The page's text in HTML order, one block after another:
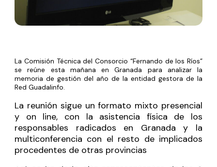
La Comisión Técnica del Consorcio “Fernando de los Ríos”
se reúne esta mañana en Granada para analizar la
memoria de gestión del año de la entidad gestora de la
Red Guadalinfo.
La reunión sigue un formato mixto presencial
y on line, con la asistencia física de los
responsables radicados en Granada y la
multiconferencia con el resto de implicados
procedentes de otras provincias